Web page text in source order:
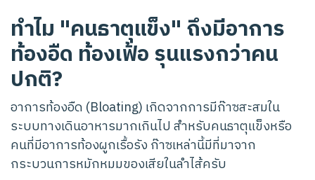
ทำไม "คนธาตุแข็ง" ถึงมีอาการ
ท้องอืด ท้องเฟ้อ รุนแรงกว่าคน
ปกติ?
อาการท้องอืด (Bloating) เกิดจากการมีก๊าซสะสมใน
ระบบทางเดินอาหารมากเกินไป สำหรับคนธาตุแข็งหรือ
คนที่มีอาการท้องผูกเรื้อรัง ก๊าซเหล่านี้มีที่มาจาก
กระบวนการหมักหมมของเสียในลำไส้ครับ